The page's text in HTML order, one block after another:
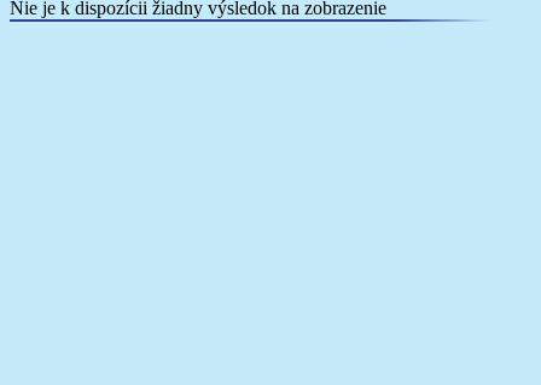
Nie je k dispozícii žiadny výsledok na zobrazenie